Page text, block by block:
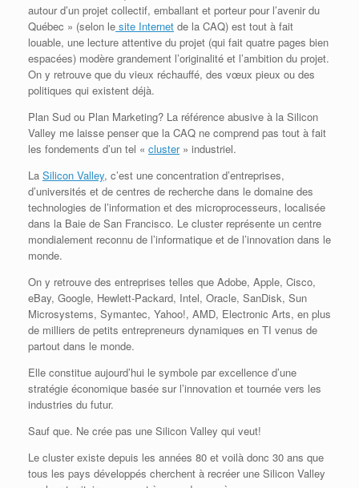
autour d’un projet collectif, emballant et porteur pour l’avenir du
Québec » (selon le site Internet de la CAQ) est tout à fait
louable, une lecture attentive du projet (qui fait quatre pages bien
espacées) modère grandement l’originalité et l’ambition du projet.
On y retrouve que du vieux réchauffé, des vœux pieux ou des
politiques qui existent déjà.
Plan Sud ou Plan Marketing? La référence abusive à la Silicon
Valley me laisse penser que la CAQ ne comprend pas tout à fait
les fondements d’un tel « cluster» industriel.
La Silicon Valley, c’est une concentration d’entreprises,
d’universités et de centres de recherche dans le domaine des
technologies de l’information et des microprocesseurs, localisée
dans la Baie de San Francisco. Le cluster représente un centre
mondialement reconnu de l’informatique et de l’innovation dans le
monde.
On y retrouve des entreprises telles que Adobe, Apple, Cisco,
eBay, Google, Hewlett-Packard, Intel, Oracle, SanDisk, Sun
Microsystems, Symantec, Yahoo!, AMD, Electronic Arts, en plus
de milliers de petits entrepreneurs dynamiques en TI venus de
partout dans le monde.
Elle constitue aujourd’hui le symbole par excellence d’une
stratégie économique basée sur l’innovation et tournée vers les
industries du futur.
Sauf que. Ne crée pas une Silicon Valley qui veut!
Le cluster existe depuis les années 80 et voilà donc 30 ans que
tous les pays développés cherchent à recréer une Silicon Valley